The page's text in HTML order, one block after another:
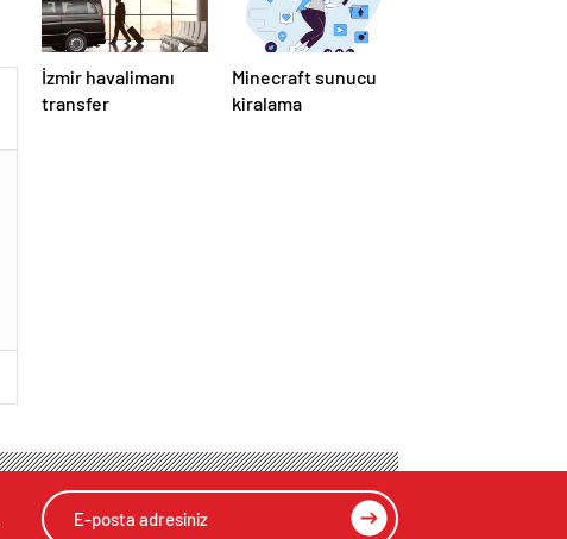
İzmir havalimanı
transfer
Minecraft sunucu
kiralama